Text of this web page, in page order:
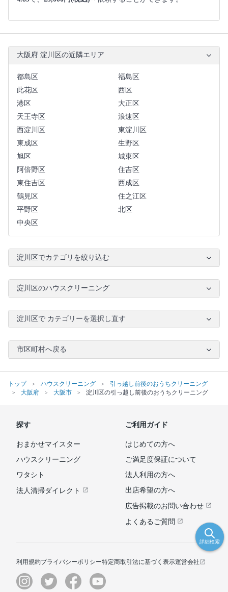
大阪府 淀川区の近隣エリア
都島区
福島区
此花区
西区
港区
大正区
天王寺区
浪速区
西淀川区
東淀川区
東成区
生野区
旭区
城東区
阿倍野区
住吉区
東住吉区
西成区
鶴見区
住之江区
平野区
北区
中央区
淀川区でカテゴリを絞り込む
淀川区のハウスクリーニング
淀川区で カテゴリーを選択し直す
市区町村へ戻る
トップ ハウスクリーニング
引っ越し前後のおうちクリーニング
大阪府
大阪市 淀川区の引っ越し前後のおうちクリーニング
詳細検索
探す
おまかせマイスター
ハウスクリーニング
ワタシト
法人清掃ダイレクト
ご利用ガイド
はじめての方へ
ご満足度保証について
法人利用の方へ
出店希望の方へ
広告掲載のお問い合わせ
よくあるご質問
利用規約プライバシーポリシー特定商取引法に基づく表示運営会社